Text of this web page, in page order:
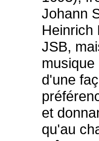
Johann
Heinrich
JSB,
d'une
et
qu'au